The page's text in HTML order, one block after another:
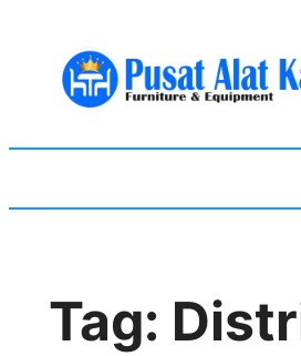
content
Tag: